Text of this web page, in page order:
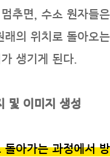
추면, 수소 원자들
래의 위치로 돌아오
생기게 된다.
및 이미지 생성
돌아가는 과정에서